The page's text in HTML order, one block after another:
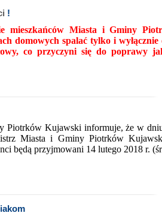
!
mieszkańców Miasta i Gminy
domowych spalać tylko i
co przyczyni się do poprawy
Piotrków Kujawski informuje, że w
Miasta i Gminy Piotrków
będą przyjmowani 14 lutego 2018 r.